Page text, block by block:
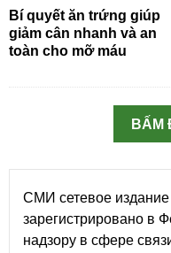
Bí quyết ăn trứng giúp
giảm cân nhanh và an
toàn cho mỡ máu
BẤM
СМИ сетевое
зарегистрировано в
надзору в сфере